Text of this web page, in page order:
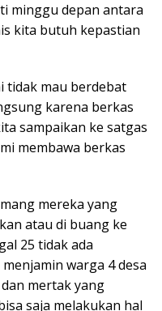
minggu depan antara
kita butuh kepastian
tidak mau berdebat
karena berkas
sampaikan ke satgas
membawa berkas
mereka yang
atau di buang ke
25 tidak ada
warga 4 desa
mertak yang
saja melakukan hal